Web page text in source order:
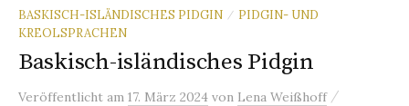
BASKISCH-ISLÄNDISCHES PIDGIN / PIDGIN- UND
KREOLSPRACHEN
Baskisch-isländisches Pidgin
Veröffentlicht am 17. März 2024 von Lena Weißhoff /